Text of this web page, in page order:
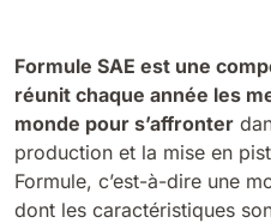
610 mm
E71
710 mm
1200 mm
Xtrema
1400 mm
Formule SAE est une
réunit chaque année les
monde pour s’affronter
production et la mise en
Formule, c’est-à-dire une
dont les caractéristiques